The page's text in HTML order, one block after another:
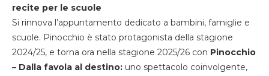
recite per le scuole
Si rinnova l’appuntamento dedicato a bambini, famiglie e
scuole. Pinocchio è stato protagonista della stagione
2024/25, e torna ora nella stagione 2025/26 con Pinocchio
– Dalla favola al destino: uno spettacolo coinvolgente,